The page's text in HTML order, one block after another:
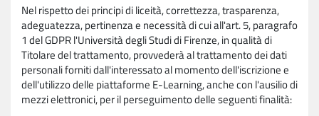
Nel rispetto dei principi di liceità, correttezza, trasparenza,
adeguatezza, pertinenza e necessità di cui all'art. 5, paragrafo
1 del GDPR l'Università degli Studi di Firenze, in qualità di
Titolare del trattamento, provvederà al trattamento dei dati
personali forniti dall'interessato al momento dell'iscrizione e
dell'utilizzo delle piattaforme E-Learning, anche con l'ausilio di
mezzi elettronici, per il perseguimento delle seguenti finalità: